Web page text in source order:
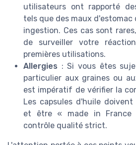
utilisateurs ont rapporté
tels que des maux d'estomac
ingestion. Ces cas sont
de surveiller votre
premières utilisations.
Allergies : Si vous êtes
particulier aux graines ou
est impératif de vérifier la
Les capsules d'huile
et être « made in
contrôle qualité strict.